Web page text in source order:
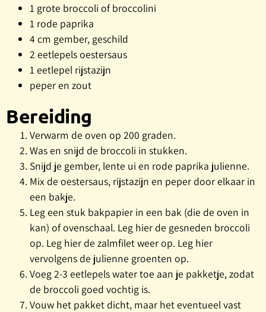
1 grote broccoli of broccolini
1 rode paprika
4 cm gember, geschild
2 eetlepels oestersaus
1 eetlepel rijstazijn
peper en zout
Bereiding
Verwarm de oven op 200 graden.
Was en snijd de broccoli in stukken.
Snijd je gember, lente ui en rode paprika julienne.
Mix de oestersaus, rijstazijn en peper door elkaar in
een bakje.
Leg een stuk bakpapier in een bak (die de oven in
kan) of ovenschaal. Leg hier de gesneden broccoli
op. Leg hier de zalmfilet weer op. Leg hier
vervolgens de julienne groenten op.
Voeg 2-3 eetlepels water toe aan je pakketje, zodat
de broccoli goed vochtig is.
Vouw het pakket dicht, maar het eventueel vast